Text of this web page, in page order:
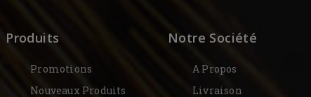
Produits
Promotions
Nouveaux Produits
Notre Société
A Propos
Livraison